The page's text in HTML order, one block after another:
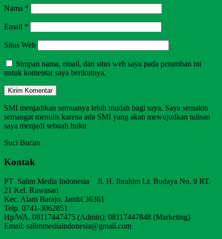
Nama *
Email *
Situs Web
Simpan nama, email, dan situs web saya pada peramban ini
untuk komentar saya berikutnya.
SMI menjadikan semuanya lebih mudah bagi saya. Saya semakin
semangat menulis karena ada SMI yang akan mewujudkan tulisan
saya menjadi sebuah buku
Suci Bucan
Kontak
PT Salim Media Indonesia Jl. H. Ibrahim Lr. Budaya No. 9 RT.
21 Kel. Rawasari
Kec. Alam Barajo, Jambi 36361
Telp. 0741-3062851
Hp/WA. 08117447475 (Admin); 08117447848 (Marketing)
Email: salimmediaindonesia@gmail.com